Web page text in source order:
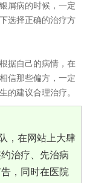
屑病的时候，一定
选择正确的治疗方
据自己的病情，在
信那些偏方，一定
的建议合理治疗。
，在网站上大肆
治疗、先治病
，同时在医院